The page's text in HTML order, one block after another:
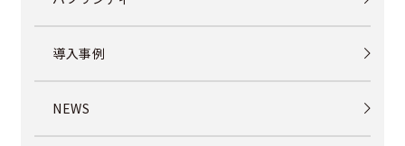
導入事例
NEWS